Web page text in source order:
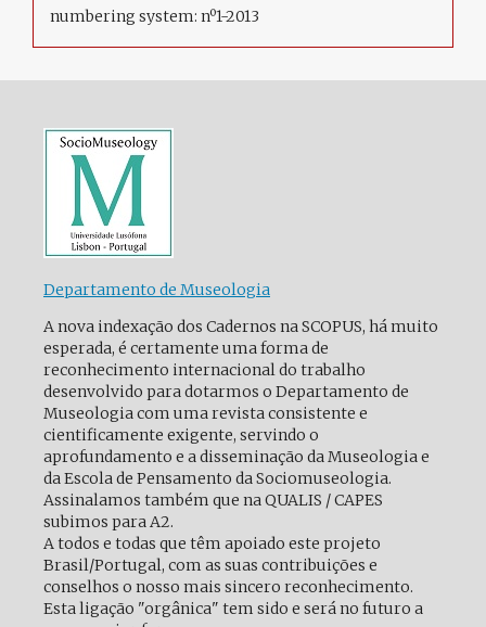
numbering system: nº1-2013
Departamento de Museologia
A nova indexação dos Cadernos na SCOPUS, há muito
esperada, é certamente uma forma de
reconhecimento internacional do trabalho
desenvolvido para dotarmos o Departamento de
Museologia com uma revista consistente e
cientificamente exigente, servindo o
aprofundamento e a disseminação da Museologia e
da Escola de Pensamento da Sociomuseologia.
Assinalamos também que na QUALIS / CAPES
subimos para A2.
A todos e todas que têm apoiado este projeto
Brasil/Portugal, com as suas contribuições e
conselhos o nosso mais sincero reconhecimento.
Esta ligação "orgânica" tem sido e será no futuro a